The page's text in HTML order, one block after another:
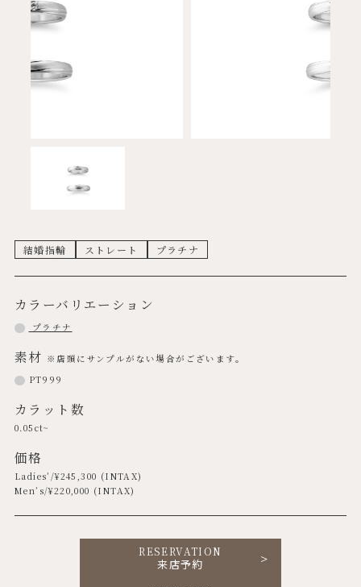
結婚指輪 ストレート プラチナ
カラーバリエーション
プラチナ
素材 ※店頭にサンプルがない場合がございます。
PT999
カラット数
0.05ct~
価格
Ladies’/¥245,300 (INTAX)
Men’s/¥220,000 (INTAX)
RESERVATION
来店予約